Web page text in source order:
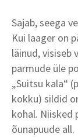
Sajab, seega
Kui laager on
läinud, visiseb
parmude üle
„Suitsu kala“
kokku) sildid
kohal. Niisked
õunapuude all.